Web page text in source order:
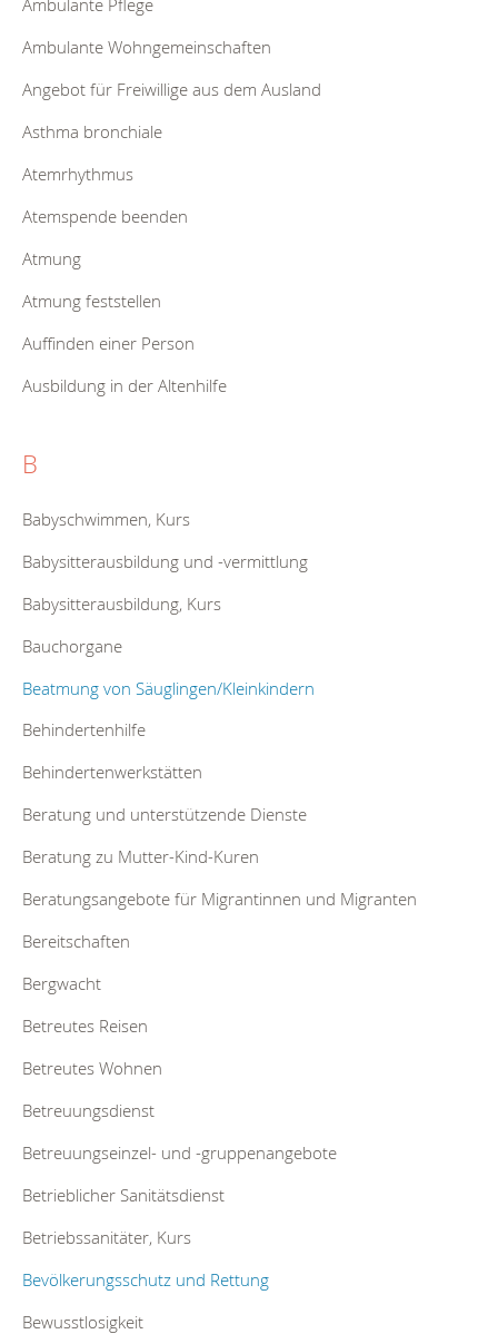
Ambulante Pflege
Ambulante Wohngemeinschaften
Angebot für Freiwillige aus dem Ausland
Asthma bronchiale
Atemrhythmus
Atemspende beenden
Atmung
Atmung feststellen
Auffinden einer Person
Ausbildung in der Altenhilfe
B
Babyschwimmen, Kurs
Babysitterausbildung und -vermittlung
Babysitterausbildung, Kurs
Bauchorgane
Beatmung von Säuglingen/Kleinkindern
Behindertenhilfe
Behindertenwerkstätten
Beratung und unterstützende Dienste
Beratung zu Mutter-Kind-Kuren
Beratungsangebote für Migrantinnen und Migranten
Bereitschaften
Bergwacht
Betreutes Reisen
Betreutes Wohnen
Betreuungsdienst
Betreuungseinzel- und -gruppenangebote
Betrieblicher Sanitätsdienst
Betriebssanitäter, Kurs
Bevölkerungsschutz und Rettung
Bewusstlosigkeit